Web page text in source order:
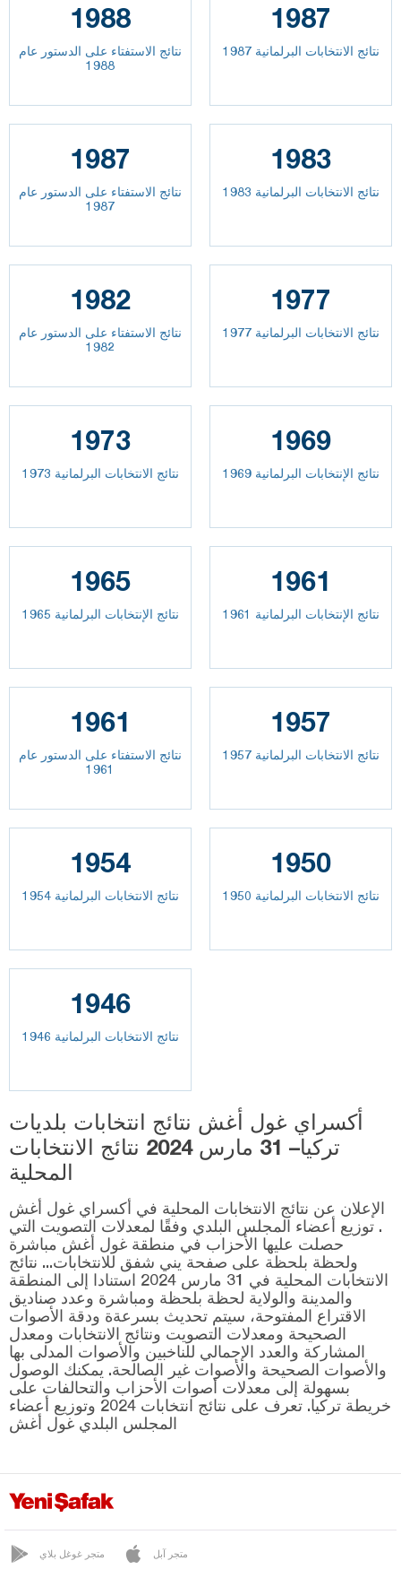
1988
نتائج الاستفتاء على الدستور عام
1988
1987
نتائج الانتخابات البرلمانية 1987
1987
نتائج الاستفتاء على الدستور عام
1987
1983
نتائج الانتخابات البرلمانية 1983
1982
نتائج الاستفتاء على الدستور عام
1982
1977
نتائج الانتخابات البرلمانية 1977
1973
نتائج الانتخابات البرلمانية 1973
1969
نتائج الإنتخابات البرلمانية 1969
1965
نتائج الإنتخابات البرلمانية 1965
1961
نتائج الإنتخابات البرلمانية 1961
1961
نتائج الاستفتاء على الدستور عام
1961
1957
نتائج الانتخابات البرلمانية 1957
1954
نتائج الانتخابات البرلمانية 1954
1950
نتائج الانتخابات البرلمانية 1950
1946
نتائج الانتخابات البرلمانية 1946
أكسراي غول أغش نتائج انتخابات بلديات
تركيا– 31 مارس 2024 نتائج الانتخابات
المحلية
الإعلان عن نتائج الانتخابات المحلية في أكسراي غول أغش
. توزيع أعضاء المجلس البلدي وفقًا لمعدلات التصويت التي
حصلت عليها الأحزاب في منطقة غول أغش مباشرة
ولحظة بلحظة على صفحة يني شفق للانتخابات... نتائج
الانتخابات المحلية في 31 مارس 2024 استنادا إلى المنطقة
والمدينة والولاية لحظة بلحظة ومباشرة وعدد صناديق
الاقتراع المفتوحة، سيتم تحديث بسرعةة ودقة الأصوات
الصحيحة ومعدلات التصويت ونتائج الانتخابات ومعدل
المشاركة والعدد الإجمالي للناخبين والأصوات المدلى بها
والأصوات الصحيحة والأصوات غير الصالحة. يمكنك الوصول
بسهولة إلى معدلات أصوات الأحزاب والتحالفات على
خريطة تركيا. تعرف على نتائج انتخابات 2024 وتوزيع أعضاء
المجلس البلدي غول أغش
متجر غوغل بلاي متجر آبل